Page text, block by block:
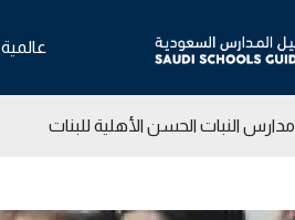
عالمية
مدارس النبات الحسن الأهلية للبنات